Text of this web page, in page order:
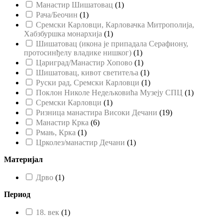
Манастир Шишатовац (1)
Рача/Беочин (1)
Сремски Карловци, Карловачка Митрополија,
Хабзбуршка монархија (1)
Шишатовац (икона је припадала Серафиону,
протосинђелу владике нишког) (1)
Цариград/Манастир Хопово (1)
Шишатовац, кивот светитеља (1)
Руски рад, Сремски Карловци (1)
Поклон Николе Недељковића Музеју СПЦ (1)
Сремски Карловци (1)
Ризница манастира Високи Дечани (19)
Манастир Крка (6)
Рмањ, Крка (1)
Црколез/манастир Дечани (1)
Материјал
Дрво (1)
Период
18. век (1)